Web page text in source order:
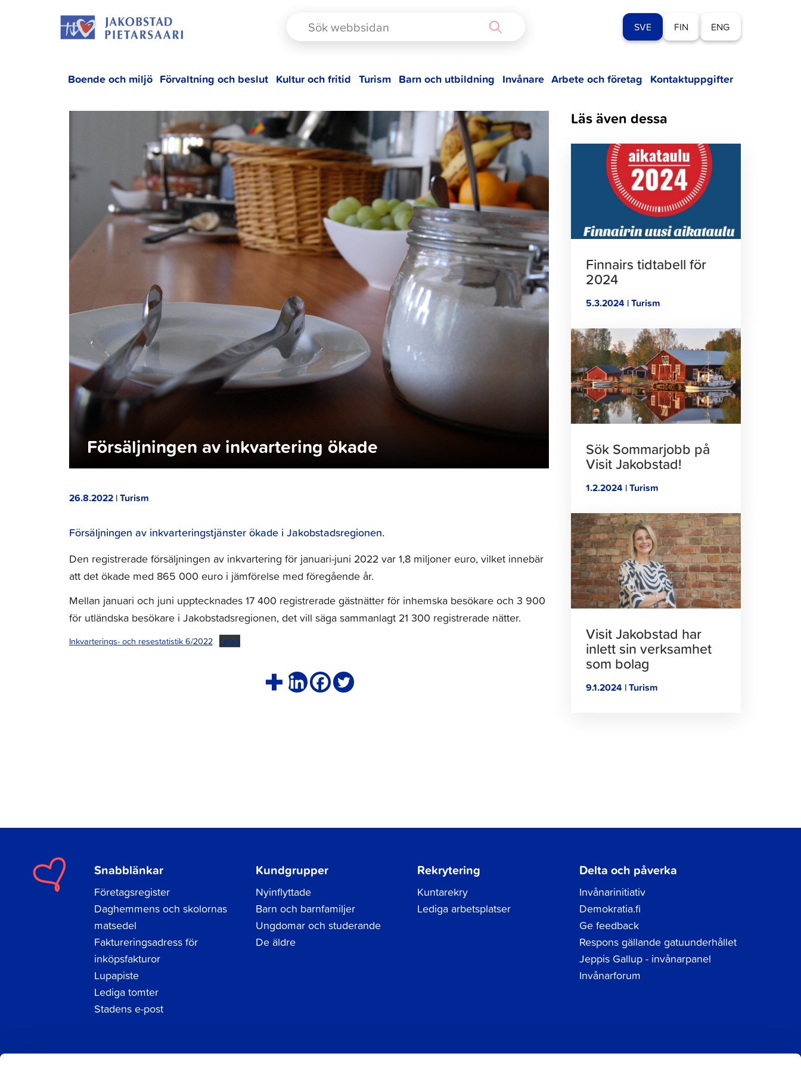
SVE FIN ENG
Boende och miljö Förvaltning och beslut Kultur och fritid Turism Barn och utbildning Invånare Arbete och företag Kontaktuppgifter
Försäljningen av inkvartering ökade
26.8.2022 | Turism
Försäljningen av inkvarteringstjänster ökade i Jakobstadsregionen.
Den registrerade försäljningen av inkvartering för januari-juni 2022 var 1,8 miljoner euro, vilket innebär
att det ökade med 865 000 euro i jämförelse med föregående år.
Mellan januari och juni upptecknades 17 400 registrerade gästnätter för inhemska besökare och 3 900
för utländska besökare i Jakobstadsregionen, det vill säga sammanlagt 21 300 registrerade nätter.
Inkvarterings- och resestatistik 6/2022 Lataa
Läs även dessa
Finnairs tidtabell för
2024
5.3.2024 | Turism
Klicka
för
att
läsa
artikeln
Sök Sommarjobb på
Visit Jakobstad!
1.2.2024 | Turism
Klicka
för
att
läsa
artikeln
Visit Jakobstad har
inlett sin verksamhet
som bolag
9.1.2024 | Turism
Snabblänkar
Företagsregister
Daghemmens och skolornas
matsedel
Faktureringsadress för
inköpsfakturor
Lupapiste
Lediga tomter
Stadens e-post
Kundgrupper
Nyinflyttade
Barn och barnfamiljer
Ungdomar och studerande
De äldre
Rekrytering
Kuntarekry
Lediga arbetsplatser
Delta och påverka
Invånarinitiativ
Demokratia.fi
Ge feedback
Respons gällande gatuunderhållet
Jeppis Gallup - invånarpanel
Invånarforum